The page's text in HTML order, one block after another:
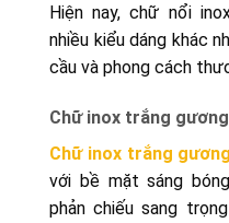
Hiện nay, chữ nổi
nhiều kiểu dáng khác
cầu và phong cách
Chữ inox trắng gương
Chữ inox trắng gương
với bề mặt sáng
phản chiếu sang